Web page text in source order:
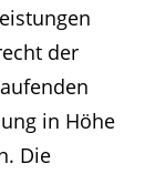
der
in Höhe
Die